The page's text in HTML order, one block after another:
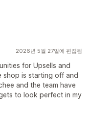
2026년 5월 27일에 편집됨
for Upsells and
shop is starting off and
and the team have
to look perfect in my